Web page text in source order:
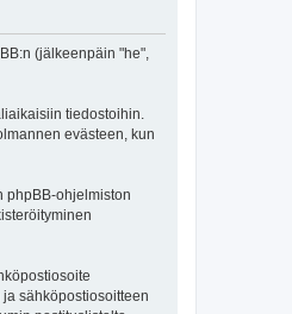
(jälkeenpäin "he",
tiedostoihin.
evästeen, kun
phpBB-ohjelmiston
sähköpostiosoitteen